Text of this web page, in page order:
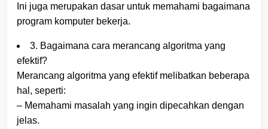
Ini juga merupakan dasar untuk memahami bagaimana
program komputer bekerja.
3. Bagaimana cara merancang algoritma yang
efektif?
Merancang algoritma yang efektif melibatkan beberapa
hal, seperti:
– Memahami masalah yang ingin dipecahkan dengan
jelas.